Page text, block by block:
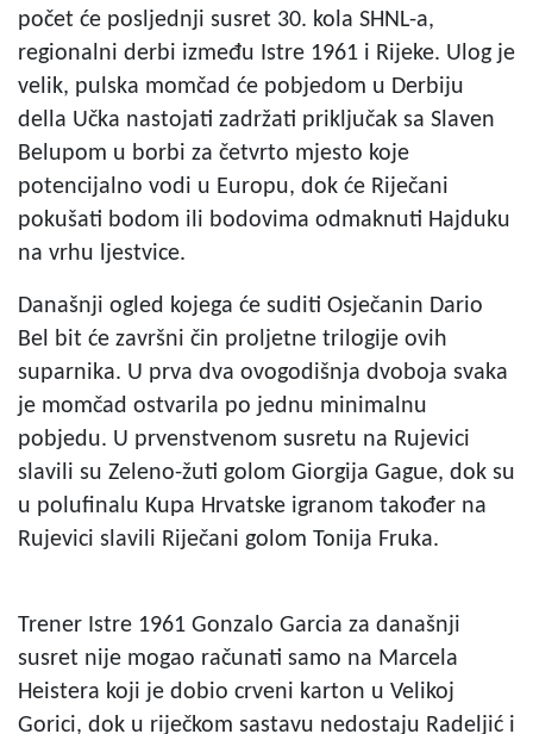
počet će posljednji susret 30. kola SHNL-a,
regionalni derbi između Istre 1961 i Rijeke. Ulog je
velik, pulska momčad će pobjedom u Derbiju
della Učka nastojati zadržati priključak sa Slaven
Belupom u borbi za četvrto mjesto koje
potencijalno vodi u Europu, dok će Riječani
pokušati bodom ili bodovima odmaknuti Hajduku
na vrhu ljestvice.
Današnji ogled kojega će suditi Osječanin Dario
Bel bit će završni čin proljetne trilogije ovih
suparnika. U prva dva ovogodišnja dvoboja svaka
je momčad ostvarila po jednu minimalnu
pobjedu. U prvenstvenom susretu na Rujevici
slavili su Zeleno-žuti golom Giorgija Gague, dok su
u polufinalu Kupa Hrvatske igranom također na
Rujevici slavili Riječani golom Tonija Fruka.
Trener Istre 1961 Gonzalo Garcia za današnji
susret nije mogao računati samo na Marcela
Heistera koji je dobio crveni karton u Velikoj
Gorici, dok u riječkom sastavu nedostaju Radeljić i